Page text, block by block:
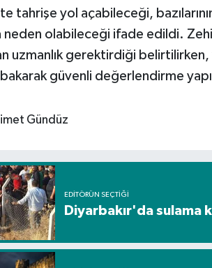
tahrişe yol açabileceği,
neden olabileceği ifade edildi.
uzmanlık gerektirdiği
güvenli değerlendirme
Gündüz
EDITÖRÜN SEÇTIĞI
Diyarbakır'da sulama